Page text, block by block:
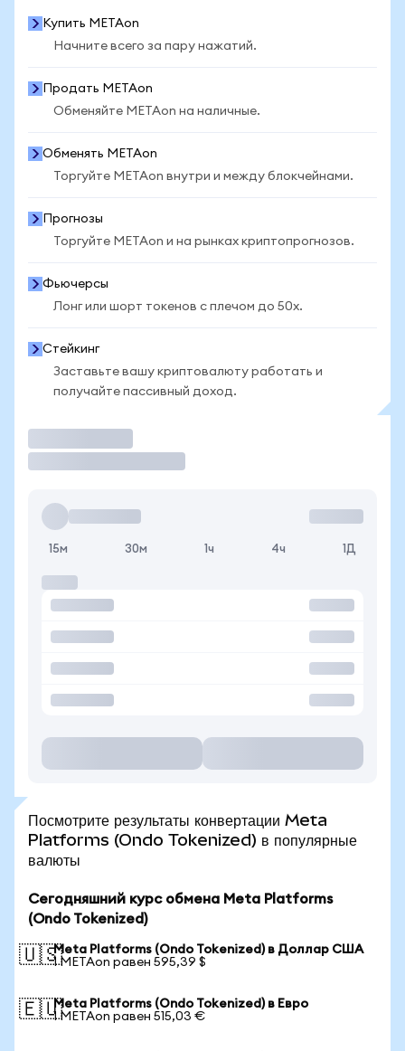
Купить METAon
Начните всего за пару нажатий.
Продать METAon
Обменяйте METAon на наличные.
Обменять METAon
Торгуйте METAon внутри и между блокчейнами.
Прогнозы
Торгуйте METAon и на рынках криптопрогнозов.
Фьючерсы
Лонг или шорт токенов с плечом до 50x.
Стейкинг
Заставьте вашу криптовалюту работать и
получайте пассивный доход.
15м 30м 1ч 4ч 1Д
Посмотрите результаты конвертации Meta
Platforms (Ondo Tokenized) в популярные
валюты
Сегодняшний курс обмена Meta Platforms
(Ondo Tokenized)
🇺🇸Meta Platforms (Ondo Tokenized) в Доллар США
1 METAon равен 595,39 $
🇪🇺Meta Platforms (Ondo Tokenized) в Евро
1 METAon равен 515,03 €